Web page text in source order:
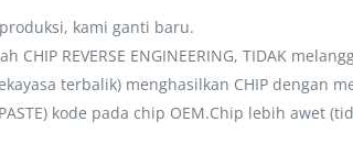
kami ganti baru.
REVERSE ENGINEERING, TIDAK
(rekayasa terbalik) menghasilkan CHIP
kode pada chip OEM.Chip lebih awet